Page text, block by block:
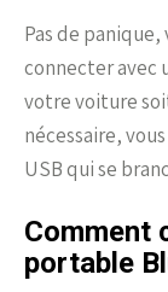
Pas de
connecter avec
votre voiture
nécessaire,
USB qui se
Comment
portable